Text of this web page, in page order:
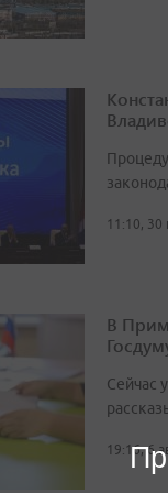
11:10,
В
Сейчас
19:16, 6